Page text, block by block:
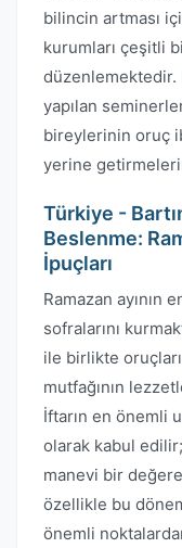
bilincin artması
kurumları çeşitli
düzenlemektedir.
yapılan
bireylerinin oruç
yerine
Türkiye -
Beslenme:
İpuçları
Ramazan
sofralarını
ile birlikte
mutfağının
İftarın en önemli
olarak kabul
manevi bir
özellikle bu
önemli